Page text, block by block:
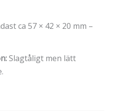
ca 57 × 42 × 20 mm –
Slagtåligt men lätt